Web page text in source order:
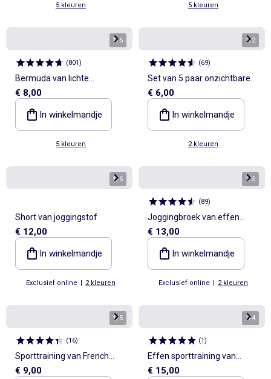
5 kleuren 5 kleuren
1/5
(801)
Bermuda van lichte
joggingstof
€ 8,00
In winkelmandje
5 kleuren
1/2
(69)
Set van 5 paar onzichtbare
sokken
€ 6,00
In winkelmandje
2 kleuren
1/5
Short van joggingstof
€ 12,00
In winkelmandje
Exclusief online | 2 kleuren
1/5
(89)
Joggingbroek van effen
sweatstof
€ 13,00
In winkelmandje
Exclusief online | 2 kleuren
1/5
(16)
Sporttraining van French
Terry
€ 9,00
1/4
(1)
Effen sporttraining van
molton
€ 15,00